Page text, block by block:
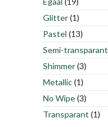
Glitter(1)
Pastel (13)
Semi-transparant
Shimmer(3)
Metallic(1)
No Wipe(3)
Transparant (1)